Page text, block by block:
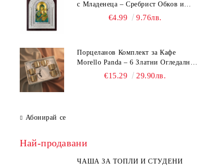
с Младенеца – Сребрист Обков и
Стойка (23.5х19 см, 6 Модела)
€4.99 9.76лв.
Порцеланов Комплект за Кафе
Morello Panda – 6 Златни Огледални
Чаши с Анаморфно Отражение и
€15.29 29.90лв.
Абонирай се
Най-продавани
ЧАША ЗА ТОПЛИ И СТУДЕНИ